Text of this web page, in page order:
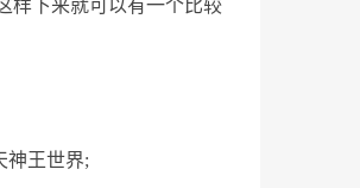
样下来就可以有一个比较
神王世界;